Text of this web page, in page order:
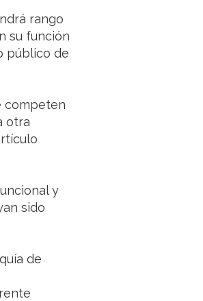
rango
su función
público de
competen
otra
y
sido
de